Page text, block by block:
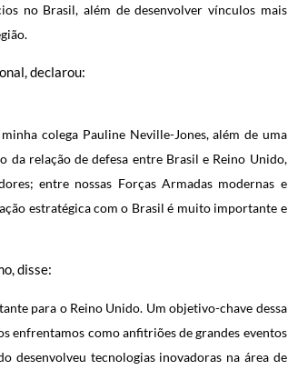
no Brasil, além de desenvolver vínculos mais
declarou:
colega Pauline Neville-Jones, além de uma
relação de defesa entre Brasil e Reino Unido,
entre nossas Forças Armadas modernas e
estratégica com o Brasil é muito importante e
disse:
para o Reino Unido. Um objetivo-chave dessa
enfrentamos como anfitriões de grandes eventos
desenvolveu tecnologias inovadoras na área de